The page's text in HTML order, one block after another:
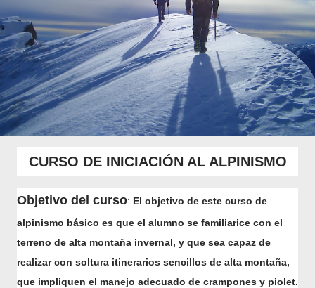
CURSO DE INICIACIÓN AL ALPINISMO
Objetivo del curso: El objetivo de este curso de
alpinismo básico es que el alumno se familiarice con el
terreno de alta montaña invernal, y que sea capaz de
realizar con soltura itinerarios sencillos de alta montaña,
que impliquen el manejo adecuado de crampones y piolet.